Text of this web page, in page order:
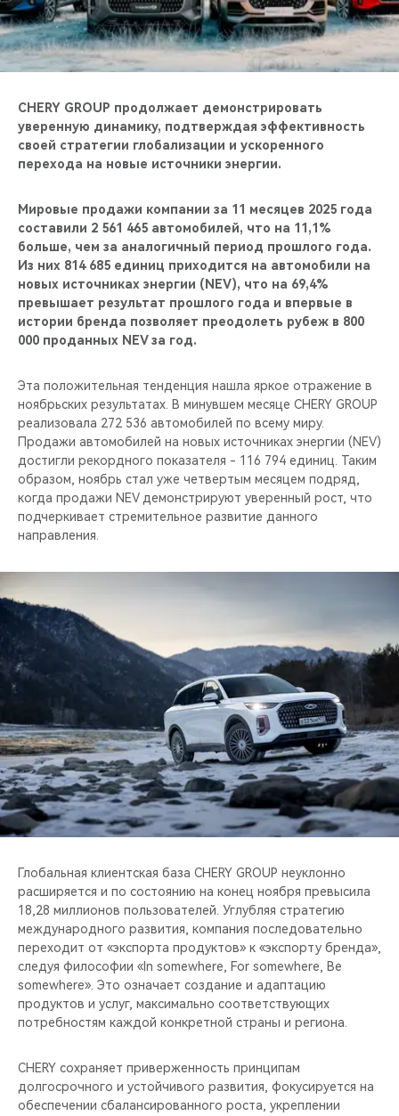
CHERY И СПОРТ
ВИДЕООБЗОРЫ
CHERY GROUP продолжает демонстрировать
уверенную динамику, подтверждая эффективность
своей стратегии глобализации и ускоренного
перехода на новые источники энергии.
Мировые продажи компании за 11 месяцев 2025 года
составили 2 561 465 автомобилей, что на 11,1%
больше, чем за аналогичный период прошлого года.
Из них 814 685 единиц приходится на автомобили на
новых источниках энергии (NEV), что на 69,4%
превышает результат прошлого года и впервые в
истории бренда позволяет преодолеть рубеж в 800
000 проданных NEV за год.
Эта положительная тенденция нашла яркое отражение в
ноябрьских результатах. В минувшем месяце CHERY GROUP
реализовала 272 536 автомобилей по всему миру.
Продажи автомобилей на новых источниках энергии (NEV)
достигли рекордного показателя - 116 794 единиц. Таким
образом, ноябрь стал уже четвертым месяцем подряд,
когда продажи NEV демонстрируют уверенный рост, что
подчеркивает стремительное развитие данного
направления.
Глобальная клиентская база CHERY GROUP неуклонно
расширяется и по состоянию на конец ноября превысила
18,28 миллионов пользователей. Углубляя стратегию
международного развития, компания последовательно
переходит от «экспорта продуктов» к «экспорту бренда»,
следуя философии «In somewhere, For somewhere, Be
somewhere». Это означает создание и адаптацию
продуктов и услуг, максимально соответствующих
потребностям каждой конкретной страны и региона.
CHERY сохраняет приверженность принципам
долгосрочного и устойчивого развития, фокусируется на
обеспечении сбалансированного роста, укреплении